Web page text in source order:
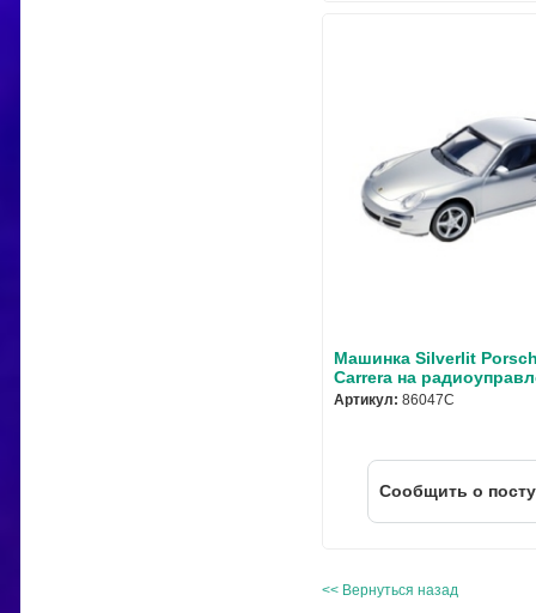
Машинка Silverlit
Carrera на
Артикул: 86047C
Cообщить о
<< Вернуться назад